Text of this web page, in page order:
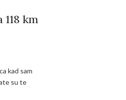
km
kad sam
su te